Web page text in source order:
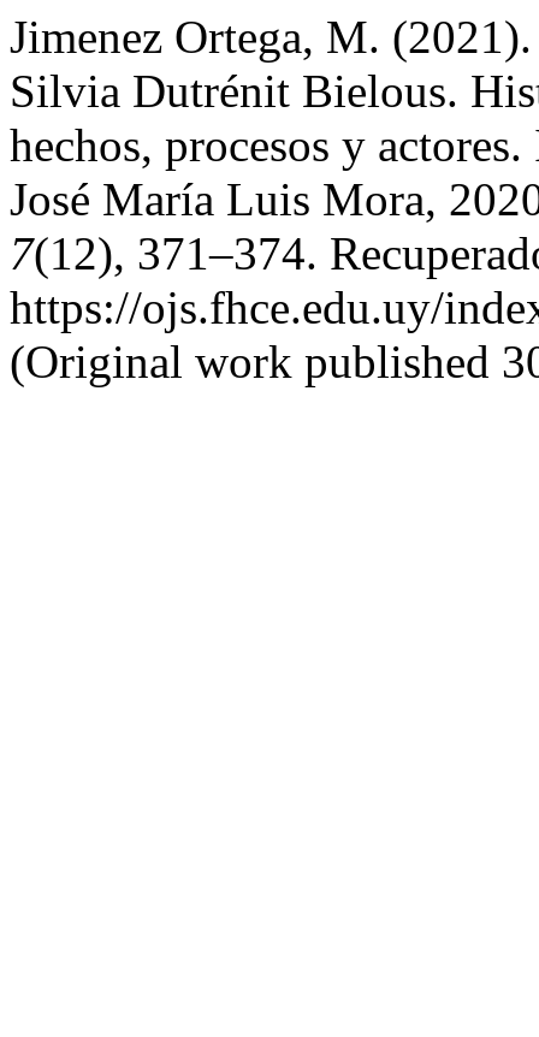
Jimenez Ortega, M.
Silvia Dutrénit Bielous.
hechos, procesos y
José María Luis Mora,
7(12), 371–374.
https://ojs.fhce.edu.uy/
(Original work published